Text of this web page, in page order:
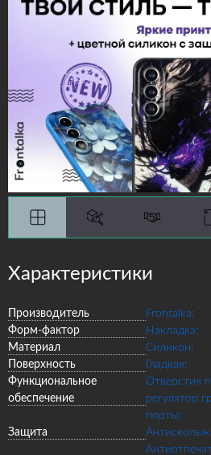
Характеристики
Производитель
Frontalka;
Форм-фактор
Накладка;
Материал
Силикон;
Поверхность
Гладкая;
Функциональное
обеспечение
Отверстия
регулятор
порты;
Защита